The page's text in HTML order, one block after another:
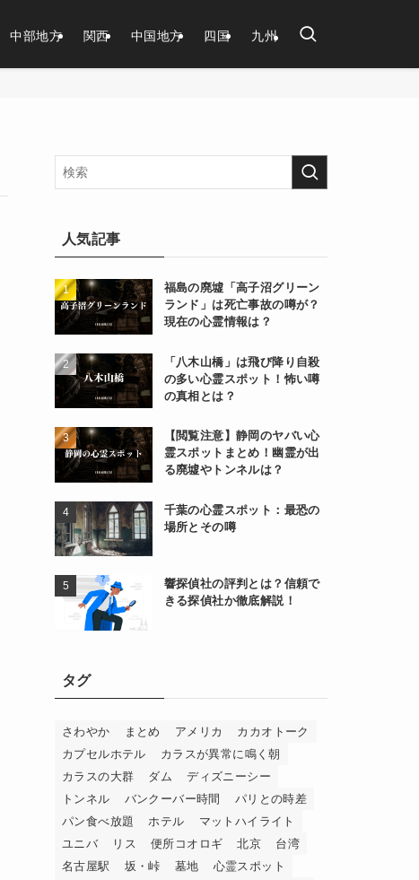
中部地方 関西 中国地方 四国 九州
人気記事
福島の廃墟「高子沼グリーン
ランド」は死亡事故の噂が？
現在の心霊情報は？
「八木山橋」は飛び降り自殺
の多い心霊スポット！怖い噂
の真相とは？
【閲覧注意】静岡のヤバい心
霊スポットまとめ！幽霊が出
る廃墟やトンネルは？
千葉の心霊スポット：最恐の
場所とその噂
響探偵社の評判とは？信頼で
きる探偵社か徹底解説！
タグ
さわやか まとめ アメリカ
カカオトーク
カプセルホテル
カラスが異常に鳴く朝
カラスの大群
ダム
ディズニーシー
トンネル
バンクーバー時間
パリとの時差
パン食べ放題
ホテル
マットハイライト
ユニバ
リス 便所コオロギ 北京
台湾
名古屋駅
坂・峠 墓地
心霊スポット